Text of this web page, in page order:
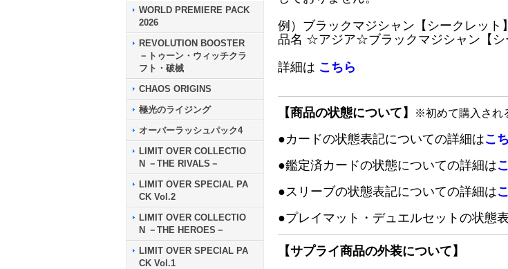
WORLD PREMIERE PACK
2026
REVOLUTION BOOSTER
－トゥーン・ウィッチクラ
フト・破械
CHAOS ORIGINS
極光のライジング
オーバーラッシュパック4
LIMIT OVER COLLECTIO
N －THE RIVALS－
LIMIT OVER SPECIAL PA
CK Vol.2
LIMIT OVER COLLECTIO
N －THE HEROES－
LIMIT OVER SPECIAL PA
CK Vol.1
例）ブラックマジシャン【シークレッ
品名 ☆アジア☆ブラックマジシャン【シ
詳細は こちら
【商品の状態について】 ※初めて購入され
●カードの状態表記についての詳細はこ
●鑑定済カードの状態についての詳細は
●スリーブの状態表記についての詳細は
●プレイマット・デュエルセットの状態
【サプライ商品の外装について】